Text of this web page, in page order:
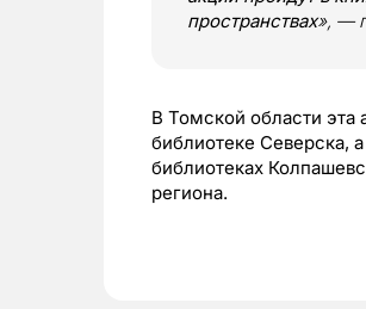
пространствах», —
В Томской области эта
библиотеке Северска,
библиотеках
региона.